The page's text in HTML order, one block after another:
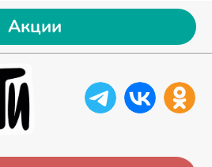
Акции